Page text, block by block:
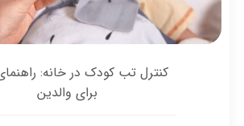
کنترل تب کودک در خانه:
برای والدین